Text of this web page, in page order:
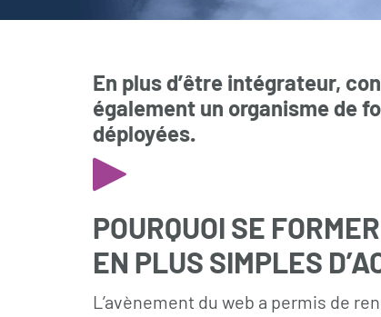
En plus d’être intégrateur,
également un organisme de
déployées.
POURQUOI SE
EN PLUS SIMPLES
L’avènement du web a permis de